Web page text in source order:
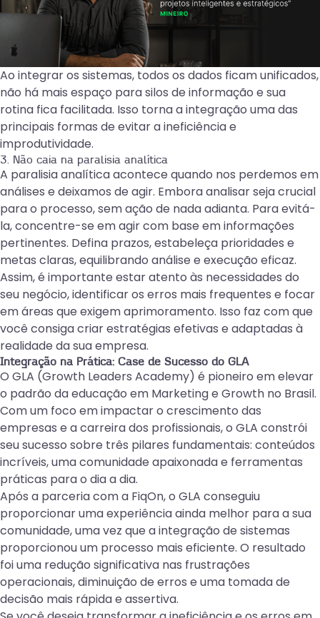
Ao integrar os sistemas, todos os dados ficam unificados,
não há mais espaço para silos de informação e sua
rotina fica facilitada. Isso torna a integração uma das
principais formas de evitar a ineficiência e
improdutividade.
3. Não caia na paralisia analítica
A paralisia analítica acontece quando nos perdemos em
análises e deixamos de agir. Embora analisar seja crucial
para o processo, sem ação de nada adianta. Para evitá-
la, concentre-se em agir com base em informações
pertinentes. Defina prazos, estabeleça prioridades e
metas claras, equilibrando análise e execução eficaz.
Assim, é importante estar atento às necessidades do
seu negócio, identificar os erros mais frequentes e focar
em áreas que exigem aprimoramento. Isso faz com que
você consiga criar estratégias efetivas e adaptadas à
realidade da sua empresa.
Integração na Prática: Case de Sucesso do GLA
O GLA (Growth Leaders Academy) é pioneiro em elevar
o padrão da educação em Marketing e Growth no Brasil.
Com um foco em impactar o crescimento das
empresas e a carreira dos profissionais, o GLA constrói
seu sucesso sobre três pilares fundamentais: conteúdos
incríveis, uma comunidade apaixonada e ferramentas
práticas para o dia a dia.
Após a parceria com a FiqOn, o GLA conseguiu
proporcionar uma experiência ainda melhor para a sua
comunidade, uma vez que a integração de sistemas
proporcionou um processo mais eficiente. O resultado
foi uma redução significativa nas frustrações
operacionais, diminuição de erros e uma tomada de
decisão mais rápida e assertiva.